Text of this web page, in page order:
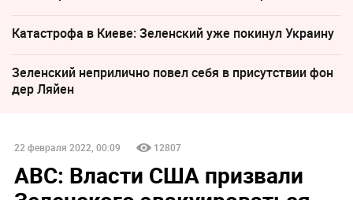
Катастрофа в Киеве: Зеленский уже покинул Украину
Зеленский неприлично повел cебя в присутствии фон
дер Ляйен
22 февраля 2022, 00:09 12807
ABC: Власти США призвали